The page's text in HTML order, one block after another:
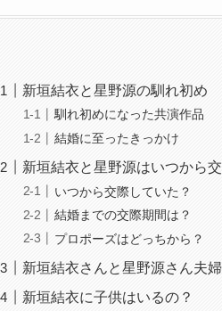
新垣結衣と星野源の馴れ初め
馴れ初めになった共演作品
結婚に至ったきっかけ
新垣結衣と星野源はいつから
いつから交際していた？
結婚までの交際期間は？
プロポーズはどっちから？
新垣結衣さんと星野源さん夫
新垣結衣に子供はいるの？